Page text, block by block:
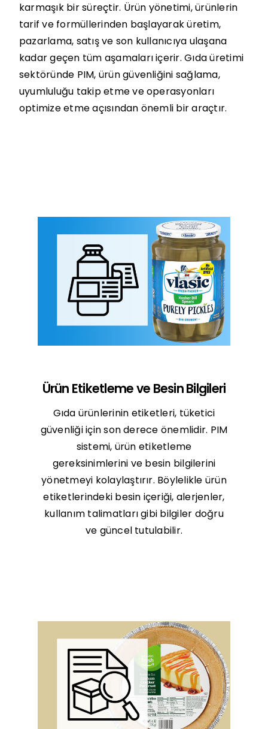
karmaşık bir süreçtir. Ürün yönetimi, ürünlerin
tarif ve formüllerinden başlayarak üretim,
pazarlama, satış ve son kullanıcıya ulaşana
kadar geçen tüm aşamaları içerir. Gıda üretimi
sektöründe PIM, ürün güvenliğini sağlama,
uyumluluğu takip etme ve operasyonları
optimize etme açısından önemli bir araçtır.
Ürün Etiketleme ve Besin Bilgileri
Gıda ürünlerinin etiketleri, tüketici
güvenliği için son derece önemlidir. PIM
sistemi, ürün etiketleme
gereksinimlerini ve besin bilgilerini
yönetmeyi kolaylaştırır. Böylelikle ürün
etiketlerindeki besin içeriği, alerjenler,
kullanım talimatları gibi bilgiler doğru
ve güncel tutulabilir.